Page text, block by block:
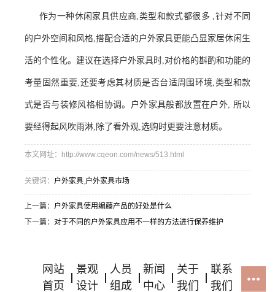
作为一种休闲家具供应商,类型和款式都很多 ,针对不同
的户外空间和风格,搭配合适的户外家具更能凸显家居休闲生
活的个性化。建议在选择户外家具时,对价格的斟酌和功能的
考量固然重要,还要考虑其材质是否台适周围环境,类型和款
式是否与装修风格相协调。户外家具般都放置在户外, 所以
要经得起风吹雨淋,除了看外观,选购时更要注意材质。
本文网址：http://www.cqeon.com/news/513.html
关键词： 户外家具,户外家具市场
上一篇： 户外家具使用编藤产品的好处是什么
下一篇： 对于不同的户外家具应用不一样的方法进行保养维护
网站
首页
景观
设计
人员
组成
新闻
中心
关于
我们
联系
我们